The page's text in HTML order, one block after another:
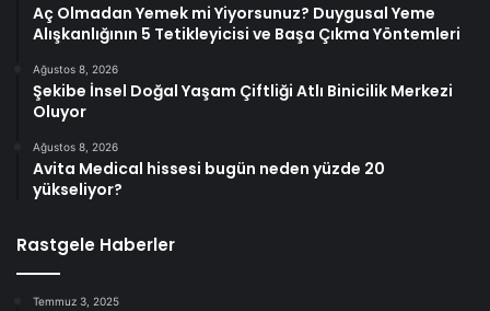
Aç Olmadan Yemek mi Yiyorsunuz? Duygusal Yeme
Alışkanlığının 5 Tetikleyicisi ve Başa Çıkma Yöntemleri
Ağustos 8, 2026
Şekibe İnsel Doğal Yaşam Çiftliği Atlı Binicilik Merkezi
Oluyor
Ağustos 8, 2026
Avita Medical hissesi bugün neden yüzde 20
yükseliyor?
Rastgele Haberler
Temmuz 3, 2025